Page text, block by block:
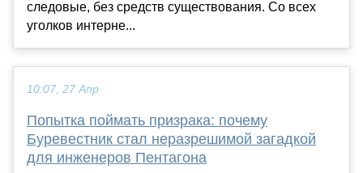
следовые, без средств существования. Со всех
уголков интерне...
10:07, 27 Апр
Попытка поймать призрака: почему
Буревестник стал неразрешимой загадкой
для инженеров Пентагона